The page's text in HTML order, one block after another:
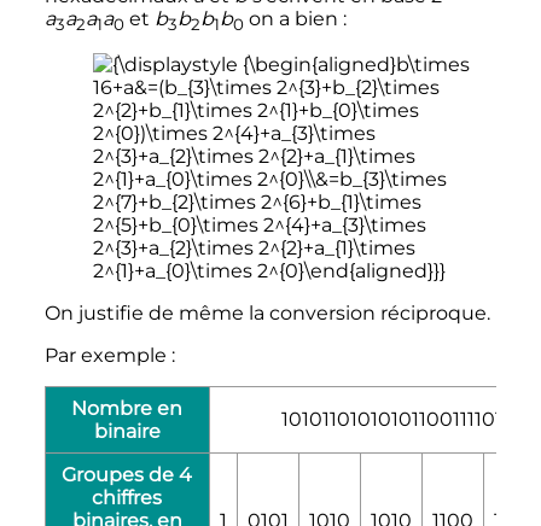
a3a2a1a0et b3b2b1b0on a bien :
On justifie de même la conversion réciproque.
Par exemple :
Nombre en
binaire
1010110101010110011110111
Groupes de 4
chiffres
binaires, en
1 0101 1010 1010 1100 1111